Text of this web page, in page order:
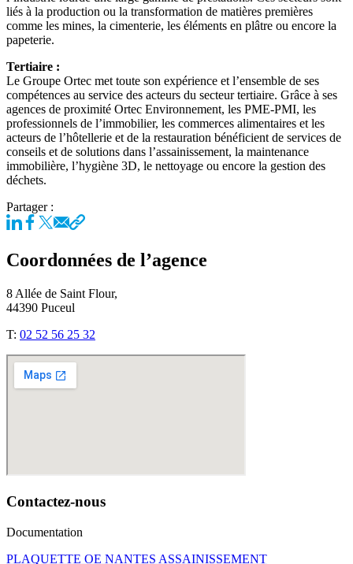
liés à la production ou la transformation de matières premières
comme les mines, la cimenterie, les éléments en plâtre ou encore la
papeterie.
Tertiaire :
Le Groupe Ortec met toute son expérience et l’ensemble de ses
compétences au service des acteurs du secteur tertiaire. Grâce à ses
agences de proximité Ortec Environnement, les PME-PMI, les
professionnels de l’immobilier, les commerces alimentaires et les
acteurs de l’hôtellerie et de la restauration bénéficient de services de
conseils et de solutions dans l’assainissement, la maintenance
immobilière, l’hygiène 3D, le nettoyage ou encore la gestion des
déchets.
Partager :
Coordonnées de l’agence
8 Allée de Saint Flour,
44390 Puceul
T: 02 52 56 25 32
Contactez-nous
Documentation
PLAQUETTE OE NANTES ASSAINISSEMENT